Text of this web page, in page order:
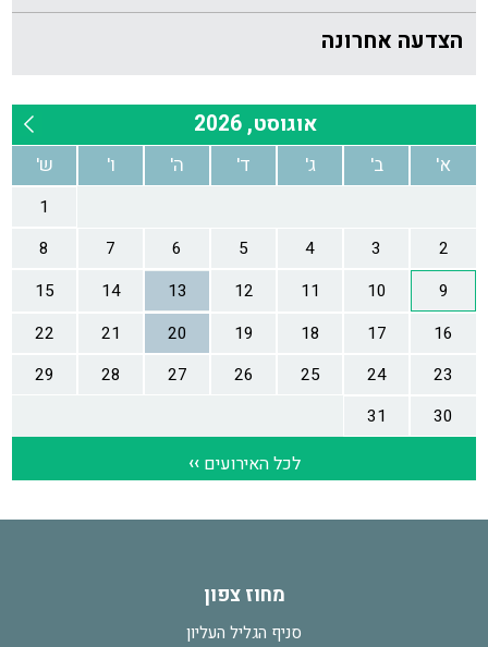
הצדעה אחרונה
מחוז צפון
סניף הגליל העליון